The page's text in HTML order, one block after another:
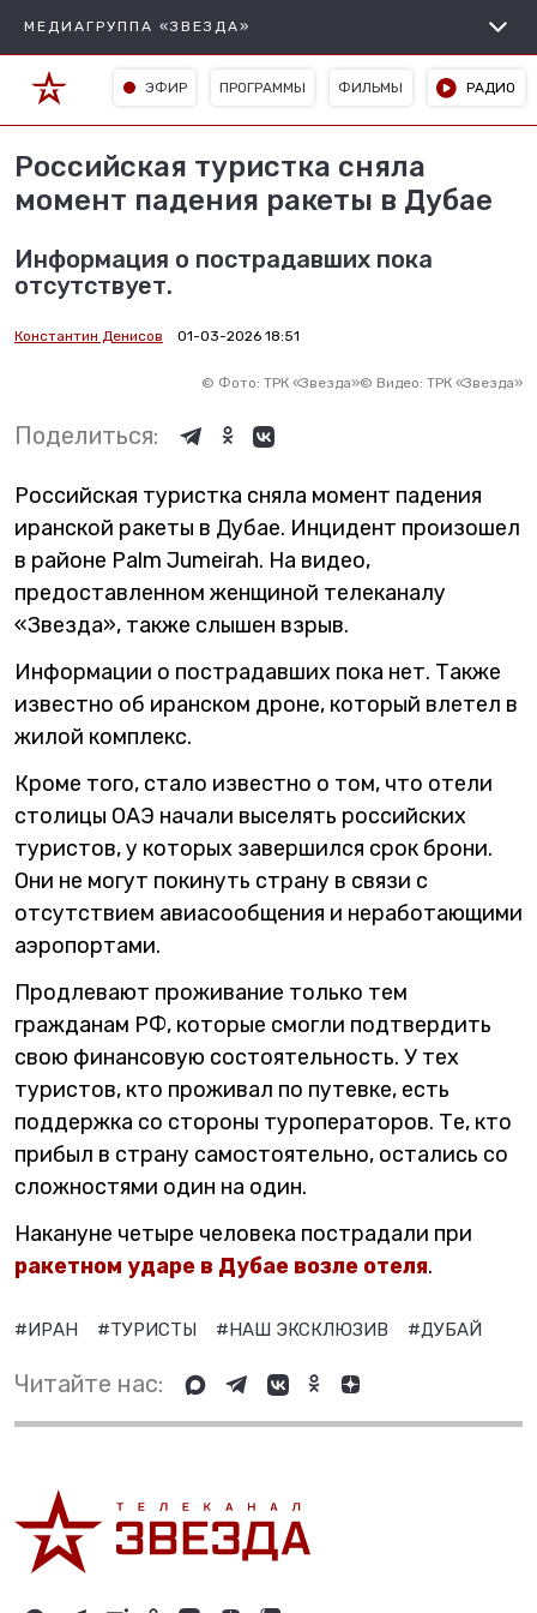
МЕДИАГРУППА «ЗВЕЗДА»
ЭФИР ПРОГРАММЫ ФИЛЬМЫ РАДИО
Российская туристка сняла
момент падения ракеты в Дубае
Информация о пострадавших пока
отсутствует.
Константин Денисов 01-03-2026 18:51
© Фото: ТРК «Звезда»© Видео: ТРК «Звезда»
Поделиться:
Российская туристка сняла момент падения
иранской ракеты в Дубае. Инцидент произошел
в районе Palm Jumeirah. На видео,
предоставленном женщиной телеканалу
«Звезда», также слышен взрыв.
Информации о пострадавших пока нет. Также
известно об иранском дроне, который влетел в
жилой комплекс.
Кроме того, стало известно о том, что отели
столицы ОАЭ начали выселять российских
туристов, у которых завершился срок брони.
Они не могут покинуть страну в связи с
отсутствием авиасообщения и неработающими
аэропортами.
Продлевают проживание только тем
гражданам РФ, которые смогли подтвердить
свою финансовую состоятельность. У тех
туристов, кто проживал по путевке, есть
поддержка со стороны туроператоров. Те, кто
прибыл в страну самостоятельно, остались со
сложностями один на один.
Накануне четыре человека пострадали при
ракетном ударе в Дубае возле отеля.
#ИРАН #ТУРИСТЫ #НАШ ЭКСКЛЮЗИВ #ДУБАЙ
Читайте нас: